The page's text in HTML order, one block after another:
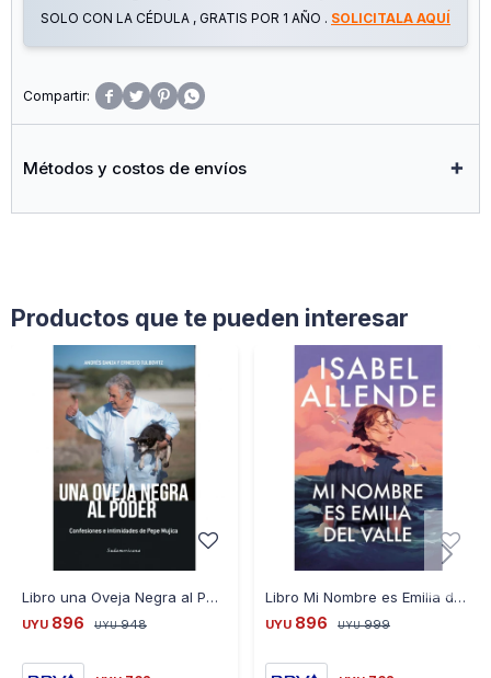
Futuro Que Llevaba En La Mente Y Corazón. Pero No Perdió
De Ese Punto Exacto En El Que Todo Parece Haberse Roto
SOLO CON LA CÉDULA , GRATIS POR 1 AÑO . SOLICITALA AQUÍ
   
Métodos y costos de envíos
Productos que te pueden interesar
Libro una Oveja Negra al Poder Andrés Danza
UYU 896 UYU 948
Libro Mi Nombre es Emilia del Valle Isabel Allende
UYU 896 UYU 999